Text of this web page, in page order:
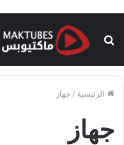
بحث
الرئيسية / جهاز
جهاز